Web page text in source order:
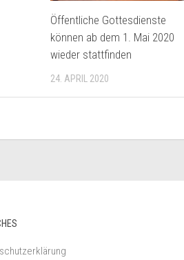
Öffentliche Gottesdienste
können ab dem 1. Mai 2020
wieder stattfinden
24. APRIL 2020